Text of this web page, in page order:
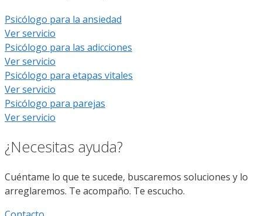
Psicólogo para la ansiedad
Ver servicio
Psicólogo para las adicciones
Ver servicio
Psicólogo para etapas vitales
Ver servicio
Psicólogo para parejas
Ver servicio
¿Necesitas ayuda?
Cuéntame lo que te sucede, buscaremos soluciones y lo
arreglaremos. Te acompaño. Te escucho.